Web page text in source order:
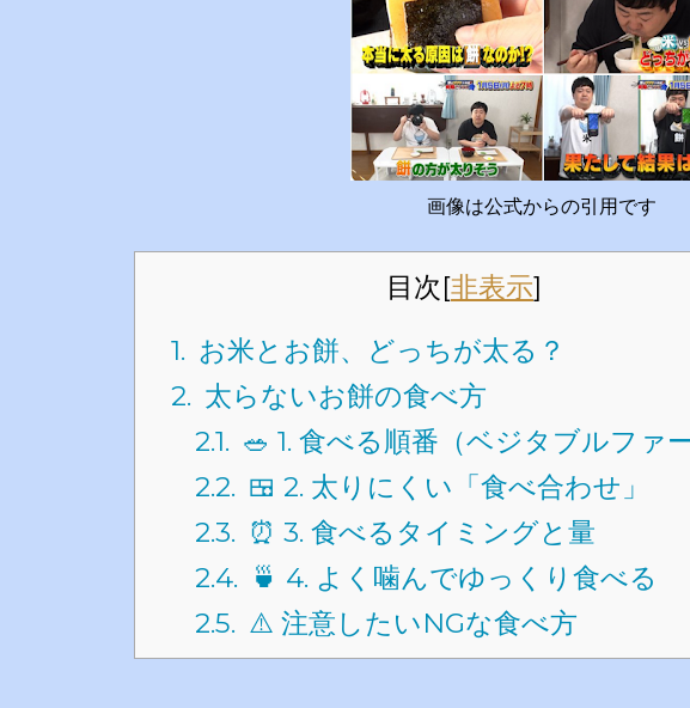
と簡単にエネルギー過多
先に食べるのは効果があ
（ベジタブルファースト
物繊維が、後から入って
画像は公式からの引用です
目次[非表示]
1. お米とお餅、どっちが太る？
2. 太らないお餅の食べ方
2.1. 🥗 1. 食べる順番（ベジタブルファ
2.2. 🍱 2. 太りにくい「食べ合わせ」
2.3. ⏰ 3. 食べるタイミングと量
2.4. 🍵 4. よく噛んでゆっくり食べる
2.5. ⚠️ 注意したいNGな食べ方